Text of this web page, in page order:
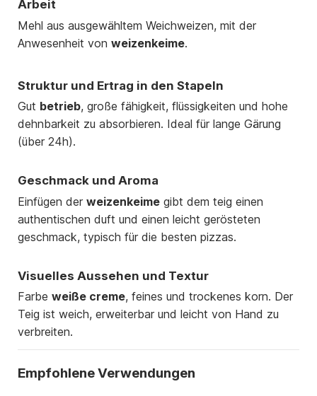
Arbeit
Mehl aus ausgewähltem Weichweizen, mit der
Anwesenheit von weizenkeime.
Struktur und Ertrag in den Stapeln
Gut betrieb, große fähigkeit, flüssigkeiten und hohe
dehnbarkeit zu absorbieren. Ideal für lange Gärung
(über 24h).
Geschmack und Aroma
Einfügen der weizenkeime gibt dem teig einen
authentischen duft und einen leicht gerösteten
geschmack, typisch für die besten pizzas.
Visuelles Aussehen und Textur
Farbe weiße creme, feines und trockenes korn. Der
Teig ist weich, erweiterbar und leicht von Hand zu
verbreiten.
Empfohlene Verwendungen